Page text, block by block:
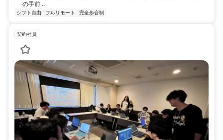
の手前...
シフト自由 フルリモート 完全歩合制
契約社員